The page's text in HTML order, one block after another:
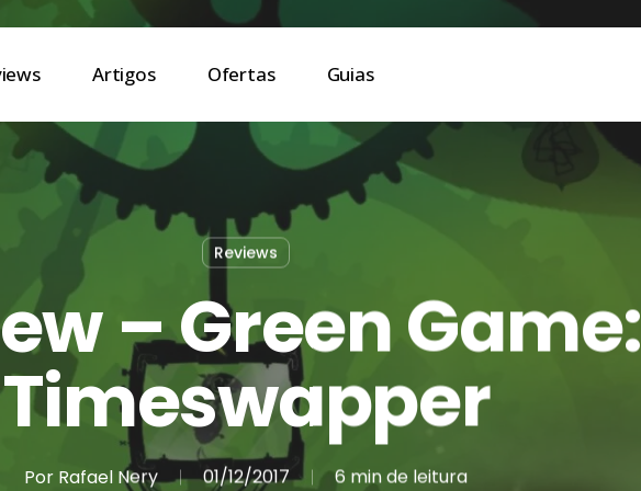
Artigos Ofertas Guias
Reviews
– Green Game:
Timeswapper
Por Rafael Nery 01/12/2017 6 min de leitura